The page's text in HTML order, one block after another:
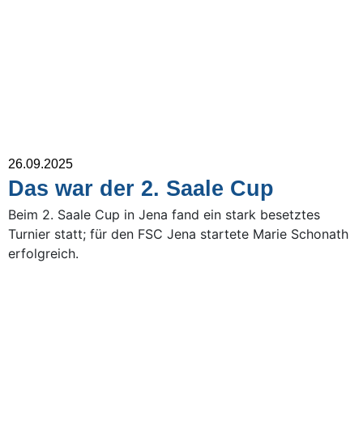
26.09.2025
Das war der 2. Saale Cup
Beim 2. Saale Cup in Jena fand ein stark besetztes
Turnier statt; für den FSC Jena startete Marie Schonath
erfolgreich.